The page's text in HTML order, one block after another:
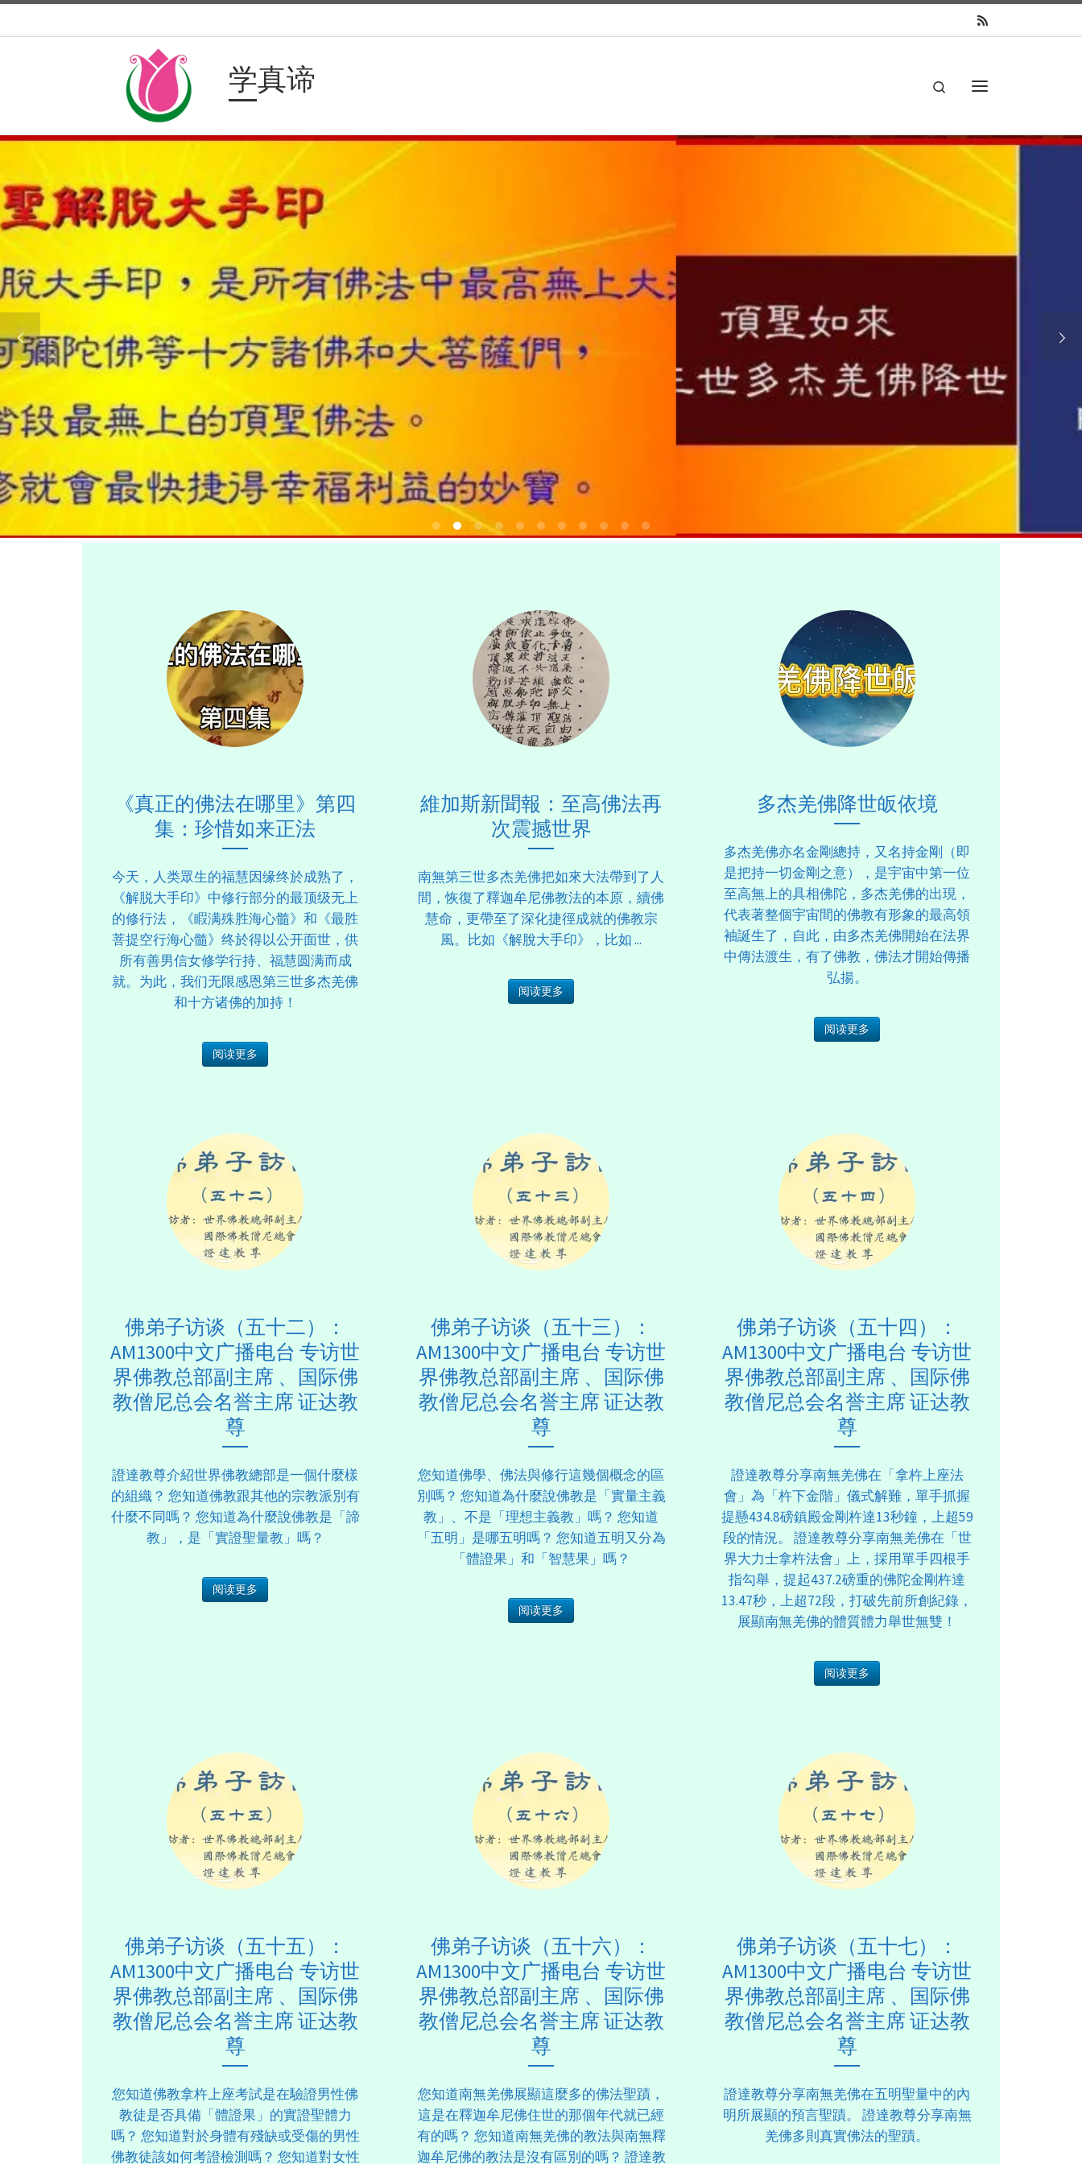
学真谛
Search
《真正的佛法在哪里》第四
集：珍惜如来正法
今天，人类眾生的福慧因缘终於成熟了，
《解脱大手印》中修行部分的最顶级无上
的修行法，《睱满殊胜海心髓》和《最胜
菩提空行海心髓》终於得以公开面世，供
所有善男信女修学行持、福慧圆满而成
就。为此，我们无限感恩第三世多杰羌佛
和十方诸佛的加持！
阅读更多
維加斯新聞報：至高佛法再
次震撼世界
南無第三世多杰羌佛把如來大法帶到了人
間，恢復了釋迦牟尼佛教法的本原，續佛
慧命，更帶至了深化捷徑成就的佛教宗
風。比如《解脫大手印》，比如 ...
阅读更多
多杰羌佛降世皈依境
多杰羌佛亦名金剛總持，又名持金剛（即
是把持一切金剛之意），是宇宙中第一位
至高無上的具相佛陀，多杰羌佛的出現，
代表著整個宇宙間的佛教有形象的最高領
袖誕生了，自此，由多杰羌佛開始在法界
中傳法渡生，有了佛教，佛法才開始傳播
弘揚。
阅读更多
佛弟子访谈（五十二）：
AM1300中文广播电台 专访世
界佛教总部副主席 、国际佛
教僧尼总会名誉主席 证达教
尊
證達教尊介紹世界佛教總部是一個什麼樣
的組織？ 您知道佛教跟其他的宗教派別有
什麼不同嗎？ 您知道為什麼說佛教是「諦
教」，是「實證聖量教」嗎？
阅读更多
佛弟子访谈（五十三）：
AM1300中文广播电台 专访世
界佛教总部副主席 、国际佛
教僧尼总会名誉主席 证达教
尊
您知道佛學、佛法與修行這幾個概念的區
別嗎？ 您知道為什麼說佛教是「實量主義
教」、不是「理想主義教」嗎？ 您知道
「五明」是哪五明嗎？ 您知道五明又分為
「體證果」和「智慧果」嗎？
阅读更多
佛弟子访谈（五十四）：
AM1300中文广播电台 专访世
界佛教总部副主席 、国际佛
教僧尼总会名誉主席 证达教
尊
證達教尊分享南無羌佛在「拿杵上座法
會」為「杵下金階」儀式解難，單手抓握
提懸434.8磅鎮殿金剛杵達13秒鐘，上超59
段的情況。 證達教尊分享南無羌佛在「世
界大力士拿杵法會」上，採用單手四根手
指勾舉，提起437.2磅重的佛陀金剛杵達
13.47秒，上超72段，打破先前所創紀錄，
展顯南無羌佛的體質體力舉世無雙！
阅读更多
佛弟子访谈（五十五）：
AM1300中文广播电台 专访世
界佛教总部副主席 、国际佛
教僧尼总会名誉主席 证达教
尊
您知道佛教拿杵上座考試是在驗證男性佛
教徒是否具備「體證果」的實證聖體力
嗎？ 您知道對於身體有殘缺或受傷的男性
佛教徒該如何考證檢測嗎？ 您知道對女性
佛弟子访谈（五十六）：
AM1300中文广播电台 专访世
界佛教总部副主席 、国际佛
教僧尼总会名誉主席 证达教
尊
您知道南無羌佛展顯這麼多的佛法聖蹟，
這是在釋迦牟尼佛住世的那個年代就已經
有的嗎？ 您知道南無羌佛的教法與南無釋
迦牟尼佛的教法是沒有區別的嗎？ 證達教
佛弟子访谈（五十七）：
AM1300中文广播电台 专访世
界佛教总部副主席 、国际佛
教僧尼总会名誉主席 证达教
尊
證達教尊分享南無羌佛在五明聖量中的內
明所展顯的預言聖蹟。 證達教尊分享南無
羌佛多則真實佛法的聖蹟。